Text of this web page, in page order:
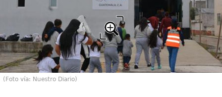
(Foto vía: Nuestro Diario)